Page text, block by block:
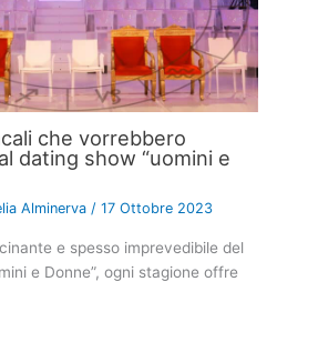
che vorrebbero
dating show “uomini e
Alminerva/17 Ottobre 2023
e spesso imprevedibile del
e Donne”, ogni stagione offre